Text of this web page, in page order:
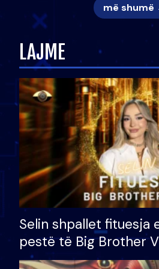
më shumë
LAJME
Selin shpallet fituesja
pestë të Big Brother
çmimin e madh prej